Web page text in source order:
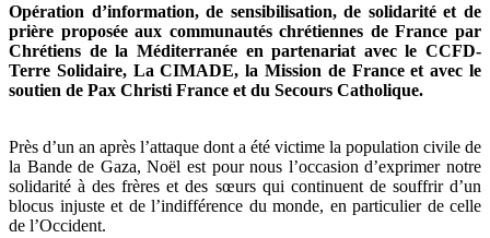
Opération d’information, de sensibilisation, de solidarité et de
prière proposée aux communautés chrétiennes de France par
Chrétiens de la Méditerranée en partenariat avec le CCFD-
Terre Solidaire, La CIMADE, la Mission de France et avec le
soutien de Pax Christi France et du Secours Catholique.
Près d’un an après l’attaque dont a été victime la population civile de
la Bande de Gaza, Noël est pour nous l’occasion d’exprimer notre
solidarité à des frères et des sœurs qui continuent de souffrir d’un
blocus injuste et de l’indifférence du monde, en particulier de celle
de l’Occident.